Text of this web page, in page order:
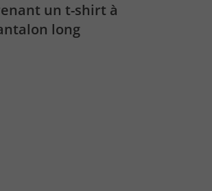
un t-shirt à
long